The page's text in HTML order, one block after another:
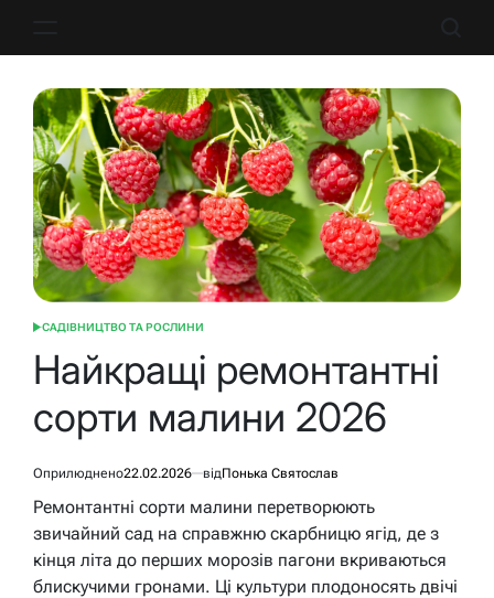
ОПУБЛІКУВАТИ
САДІВНИЦТВО ТА РОСЛИНИ
Найкращі ремонтантні
сорти малини 2026
Оприлюднено22.02.2026 відПонька Святослав
Ремонтантні сорти малини перетворюють
звичайний сад на справжню скарбницю ягід, де з
кінця літа до перших морозів пагони вкриваються
блискучими гронами. Ці культури плодоносять двічі